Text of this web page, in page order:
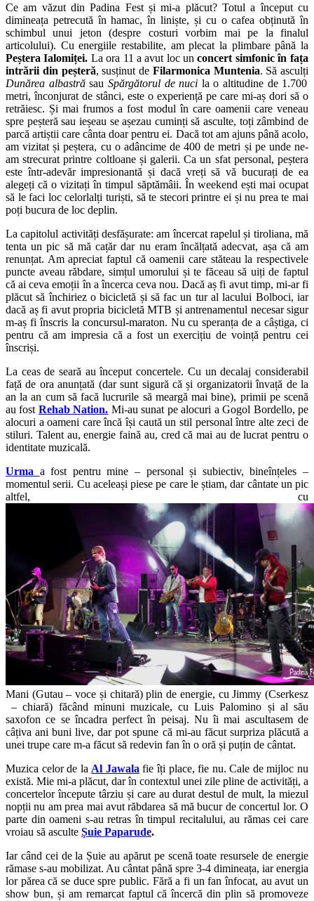
Ce am văzut din Padina Fest și mi-a plăcut? Totul a început cu
dimineața petrecută în hamac, în liniște, și cu o cafea obținută în
schimbul unui jeton (despre costuri vorbim mai pe la finalul
articolului). Cu energiile restabilite, am plecat la plimbare până la
Peștera Ialomiței. La ora 11 a avut loc un concert simfonic în fața
intrării din peșteră, susținut de Filarmonica Muntenia. Să asculți
Dunărea albastrăsau Spărgătorul de nuci la o altitudine de 1.700
metri, înconjurat de stânci, este o experiență pe care mi-aș dori să o
retrăiesc. Și mai frumos a fost modul în care oamenii care veneau
spre peșteră sau ieșeau se așezau cuminți să asculte, toți zâmbind de
parcă artiștii care cânta doar pentru ei. Dacă tot am ajuns până acolo,
am vizitat și peștera, cu o adâncime de 400 de metri și pe unde ne-
am strecurat printre coltloane și galerii. Ca un sfat personal, peștera
este într-adevăr impresionantă și dacă vreți să vă bucurați de ea
alegeți că o vizitați în timpul săptămâii. În weekend ești mai ocupat
să le faci loc celorlalți turiști, să te stecori printre ei și nu prea te mai
poți bucura de loc deplin.
La capitolul activități desfășurate: am încercat rapelul și tiroliana, mă
tenta un pic să mă cațăr dar nu eram încălțată adecvat, așa că am
renunțat. Am apreciat faptul că oamenii care stăteau la respectivele
puncte aveau răbdare, simțul umorului și te făceau să uiți de faptul
că ai ceva emoții în a încerca ceva nou. Dacă aș fi avut timp, mi-ar fi
plăcut să închiriez o bicicletă și să fac un tur al lacului Bolboci, iar
dacă aș fi avut propria bicicletă MTB și antrenamentul necesar sigur
m-aș fi înscris la concursul-maraton. Nu cu speranța de a câștiga, ci
pentru că am impresia că a fost un exercițiu de voință pentru cei
înscriși.
La ceas de seară au început concertele. Cu un decalaj considerabil
față de ora anunțată (dar sunt sigură că și organizatorii învață de la
an la an cum să facă lucrurile să meargă mai bine), primii pe scenă
au fost Rehab Nation. Mi-au sunat pe alocuri a Gogol Bordello, pe
alocuri a oameni care încă își caută un stil personal între alte zeci de
stiluri. Talent au, energie faină au, cred că mai au de lucrat pentru o
identitate muzicală.
Urma a fost pentru mine – personal și subiectiv, bineînțeles –
momentul serii. Cu aceleași piese pe care le știam, dar cântate un pic
altfel, cu
Mani (Gutau – voce și chitară) plin de energie, cu Jimmy (Cserkesz
– chiară) făcând minuni muzicale, cu Luis Palomino și al său
saxofon ce se încadra perfect în peisaj. Nu îi mai ascultasem de
câțiva ani buni live, dar pot spune că mi-au făcut surpriza plăcută a
unei trupe care m-a făcut să redevin fan în o oră și puțin de cântat.
Muzica celor de la Al Jawala fie îți place, fie nu. Cale de mijloc nu
există. Mie mi-a plăcut, dar în contextul unei zile pline de activități, a
concertelor începute târziu și care au durat destul de mult, la miezul
nopții nu am prea mai avut răbdarea să mă bucur de concertul lor. O
parte din oameni s-au retras în timpul recitalului, au rămas cei care
vroiau să asculte Șuie Paparude.
Iar când cei de la Șuie au apărut pe scenă toate resursele de energie
rămase s-au mobilizat. Au cântat până spre 3-4 dimineața, iar energia
lor părea că se duce spre public. Fără a fi un fan înfocat, au avut un
show bun, și am remarcat faptul că încercă din plin să promoveze